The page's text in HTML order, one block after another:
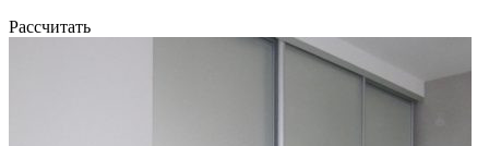
Рассчитать